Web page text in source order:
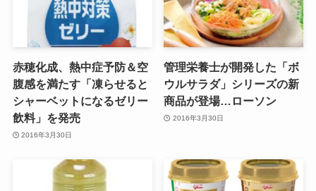
赤穂化成、熱中症予防＆空
腹感を満たす「凍らせると
シャーベットになるゼリー
飲料」を発売
2016年3月30日
管理栄養士が開発した「ボ
ウルサラダ」シリーズの新
商品が登場…ローソン
2016年3月30日